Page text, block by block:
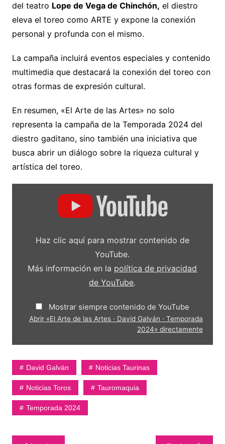
del teatro Lope de Vega de Chinchón, el diestro
eleva el toreo como ARTE y expone la conexión
personal y profunda con el mismo.
La campaña incluirá eventos especiales y contenido
multimedia que destacará la conexión del toreo con
otras formas de expresión cultural.
En resumen, «El Arte de las Artes» no solo
representa la campaña de la Temporada 2024 del
diestro gaditano, sino también una iniciativa que
busca abrir un diálogo sobre la riqueza cultural y
artística del toreo.
Temporada
Haz clic aquí para mostrar contenido de
YouTube.
Más información en la política de privacidad
de YouTube.
Mostrar siempre contenido de YouTube
Abrir «El Arte de las Artes · David Galván · Temporada
2024» directamente
David Galván Noticias Taurinas
Noticias Toros Tauromaquia
Temporada 2024